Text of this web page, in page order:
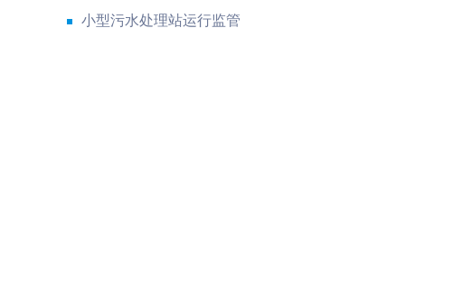
小型污水处理站运行监管